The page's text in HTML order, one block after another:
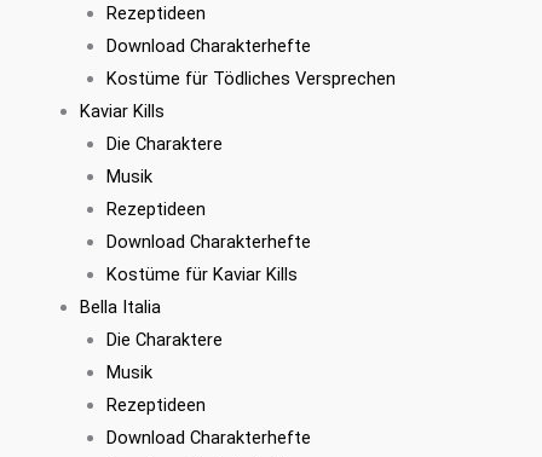
Rezeptideen
Download Charakterhefte
Kostüme für Tödliches Versprechen
Kaviar Kills
Die Charaktere
Musik
Rezeptideen
Download Charakterhefte
Kostüme für Kaviar Kills
Bella Italia
Die Charaktere
Musik
Rezeptideen
Download Charakterhefte